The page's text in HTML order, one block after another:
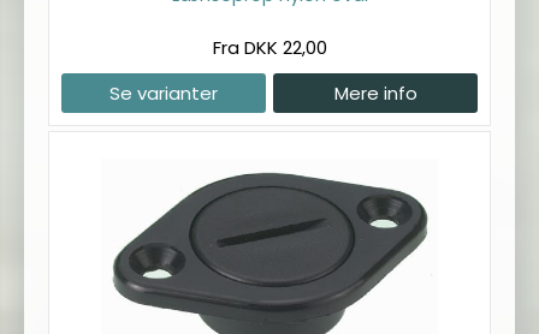
Fra DKK 22,00
Se varianter
Mere info